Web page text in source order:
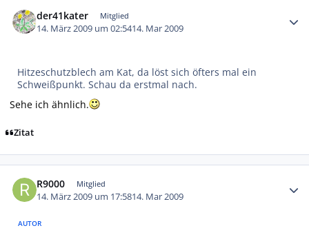
der41kater Mitglied
14. März 2009 um 02:5414. Mar 2009
Hitzeschutzblech am Kat, da löst sich öfters mal ein
Schweißpunkt. Schau da erstmal nach.
Sehe ich ähnlich.
Zitat
R9000 Mitglied
14. März 2009 um 17:5814. Mar 2009
AUTOR